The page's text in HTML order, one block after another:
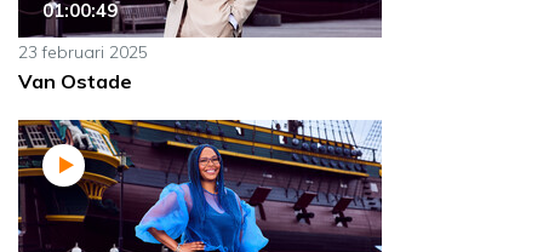
01:00:49
23 februari 2025
Van Ostade